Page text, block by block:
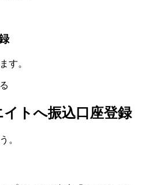
す。
トへ振込口座登録
。